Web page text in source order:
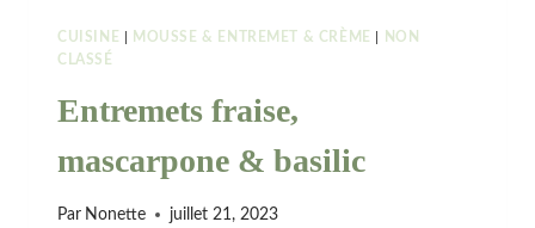
CUISINE MOUSSE & ENTREMET & CRÈME
NON
CLASSÉ
Entremets fraise,
mascarpone & basilic
Par Nonette juillet 21, 2023